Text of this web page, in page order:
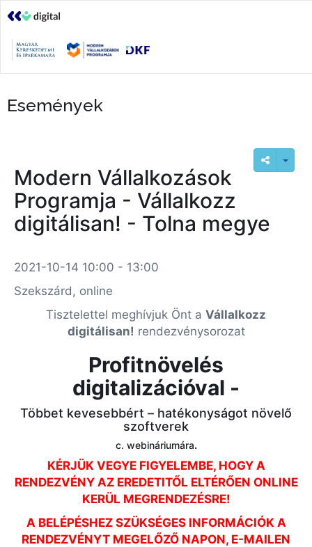
Események
Modern Vállalkozások
Programja - Vállalkozz
digitálisan! - Tolna megye
2021-10-14 10:00 - 13:00
Szekszárd, online
Tisztelettel meghívjuk Önt a Vállalkozz
digitálisan! rendezvénysorozat
Profitnövelés
digitalizációval -
Többet kevesebbért – hatékonyságot növelő
szoftverek
c. webináriumára.
KÉRJÜK VEGYE FIGYELEMBE, HOGY A
RENDEZVÉNY AZ EREDETITŐL ELTÉRŐEN ONLINE
KERÜL MEGRENDEZÉSRE!
A BELÉPÉSHEZ SZÜKSÉGES INFORMÁCIÓK A
RENDEZVÉNYT MEGELŐZŐ NAPON, E-MAILEN